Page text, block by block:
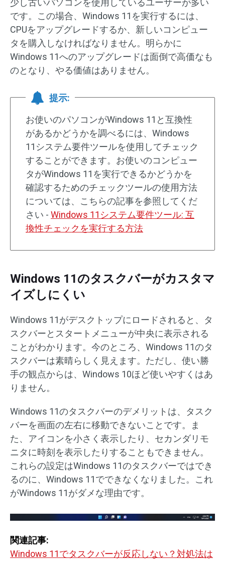
です。この場合、Windows 11を実行するには、
CPUをアップグレードするか、新しいコンピュー
タを購入しなければなりません。明らかに
Windows 11へのアップグレードは面倒で高価なも
のとなり、やる価値はありません。
提示:
お使いのパソコンがWindows 11と互換性
があるかどうかを調べるには、Windows
11システム要件ツールを使用してチェック
することができます。お使いのコンピュー
タがWindows 11を実行できるかどうかを
確認するためのチェックツールの使用方法
については、こちらの記事を参照してくだ
さい - Windows 11システム要件ツール: 互
換性チェックを実行する方法
Windows 11のタスクバーがカスタマ
イズしにくい
Windows 11がデスクトップにロードされると、タ
スクバーとスタートメニューが中央に表示される
ことがわかります。今のところ、Windows 11のタ
スクバーは素晴らしく見えます。ただし、使い勝
手の観点からは、Windows 10ほど使いやすくはあ
りません。
Windows 11のタスクバーのデメリットは、タスク
バーを画面の左右に移動できないことです。ま
た、アイコンを小さく表示したり、セカンダリモ
ニタに時刻を表示したりすることもできません。
これらの設定はWindows 11のタスクバーではでき
るのに、Windows 11でできなくなりました。これ
がWindows 11がダメな理由です。
関連記事:
Windows 11でタスクバーが反応しない？対処法は